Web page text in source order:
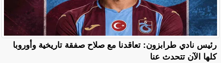
رئيس نادي طرابزون: تعاقدنا مع صلاح صفقة تاريخية وأوروبا
كلها الآن تتحدث عنا